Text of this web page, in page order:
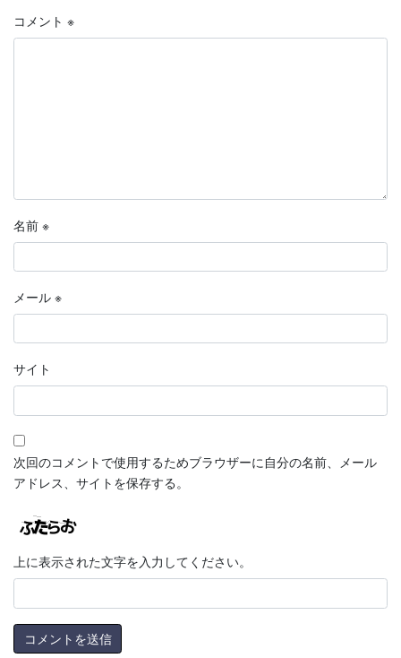
コメント ※
名前 ※
メール ※
サイト
次回のコメントで使用するためブラウザーに自分の名前、メール
アドレス、サイトを保存する。
上に表示された文字を入力してください。